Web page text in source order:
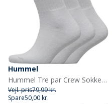
Hummel
Hummel Tre par Crew Sokker Hvid
Vejl. pris79,99 kr.
Spare50,00 kr.